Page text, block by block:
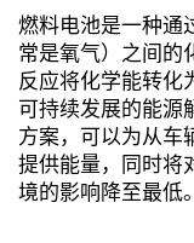
燃料电池是一种通
常是氧气）之间的
反应将化学能转化
可持续发展的能源
方案，可以为从车
提供能量，同时将
境的影响降至最低。